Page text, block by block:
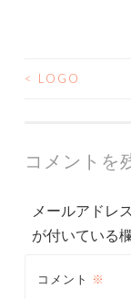
投
ナ
ビ
ゲ
ー
< LOGO
コメントを
メールアドレ
が付いている
コメント ※